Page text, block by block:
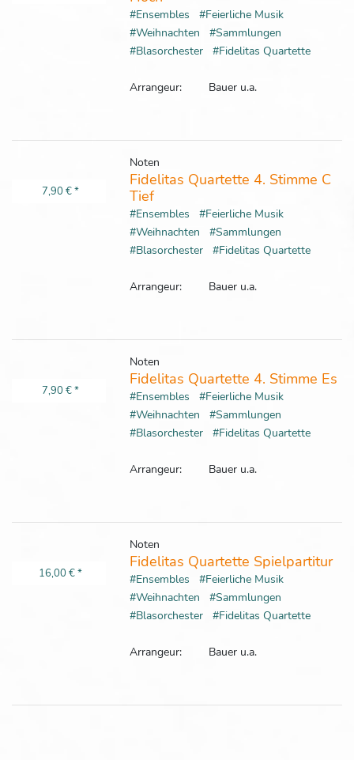
#Ensembles
#Feierliche Musik
#Weihnachten
#Sammlungen
#Blasorchester
#Fidelitas Quartette
Arrangeur: Bauer u.a.
7,90 €*
Noten
Fidelitas Quartette 4. Stimme C
Tief
#Ensembles
#Feierliche Musik
#Weihnachten
#Sammlungen
#Blasorchester
#Fidelitas Quartette
Arrangeur: Bauer u.a.
7,90 €*
Noten
Fidelitas Quartette 4. Stimme Es
#Ensembles
#Feierliche Musik
#Weihnachten
#Sammlungen
#Blasorchester
#Fidelitas Quartette
Arrangeur: Bauer u.a.
16,00 €*
Noten
Fidelitas Quartette Spielpartitur
#Ensembles
#Feierliche Musik
#Weihnachten
#Sammlungen
#Blasorchester
#Fidelitas Quartette
Arrangeur: Bauer u.a.